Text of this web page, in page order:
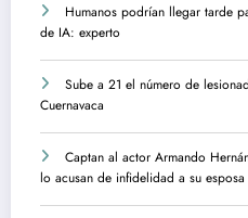
Humanos podrían llegar tarde
de IA: experto
Sube a 21 el número de
Cuernavaca
Captan al actor Armando
lo acusan de infidelidad a su esposa